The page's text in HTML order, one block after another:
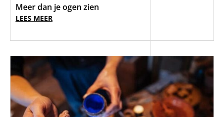
Meer dan je ogen zien
LEES MEER